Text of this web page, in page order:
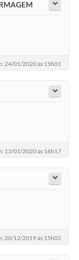
24/01/2020 às 15h01
13/01/2020 às 16h17
20/12/2019 às 15h02